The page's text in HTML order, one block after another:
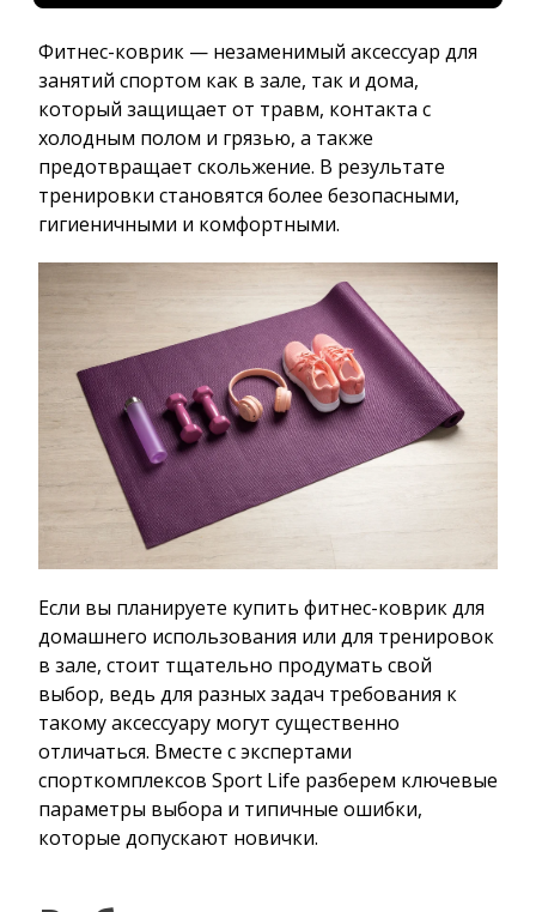
Фитнес-коврик — незаменимый аксессуар для
занятий спортом как в зале, так и дома,
который защищает от травм, контакта с
холодным полом и грязью, а также
предотвращает скольжение. В результате
тренировки становятся более безопасными,
гигиеничными и комфортными.
Если вы планируете купить фитнес-коврик для
домашнего использования или для тренировок
в зале, стоит тщательно продумать свой
выбор, ведь для разных задач требования к
такому аксессуару могут существенно
отличаться. Вместе с экспертами
спорткомплексов Sport Life разберем ключевые
параметры выбора и типичные ошибки,
которые допускают новички.